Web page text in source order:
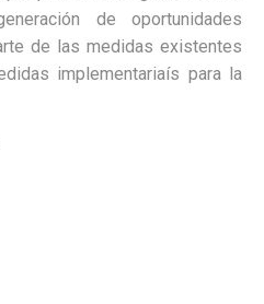
de oportunidades
de las medidas existentes
implementariaís para la